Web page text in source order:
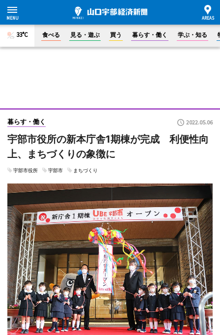
33°C 食べる 見る・遊ぶ 買う 暮らす・働く 学ぶ・知る
暮らす・働く 2022.05.06
宇部市役所の新本庁舎1期棟が完成 利便性向
上、まちづくりの象徴に
宇部市役所 宇部市 まちづくり